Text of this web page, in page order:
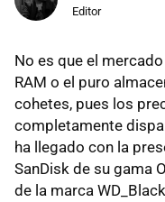
Editor
No es que el
RAM o el puro
cohetes, pues los
completamente
ha llegado con la
SanDisk de su gama
de la marca